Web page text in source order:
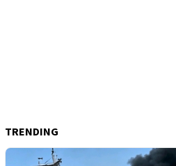
TRENDING